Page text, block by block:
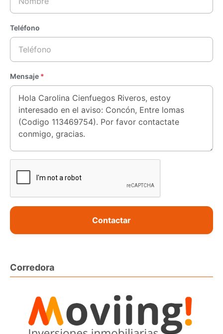
Teléfono
Mensaje *
Contactar
Corredora